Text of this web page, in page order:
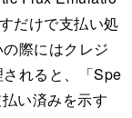
だけで支払い処
際にはクレジ
れると、「Spe
い済みを示す